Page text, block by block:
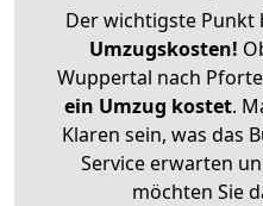
Der wichtigste Punkt
Umzugskosten!
Wuppertal nach
ein Umzug kostet.
Klaren sein, was das
Service erwarten
möchten Sie